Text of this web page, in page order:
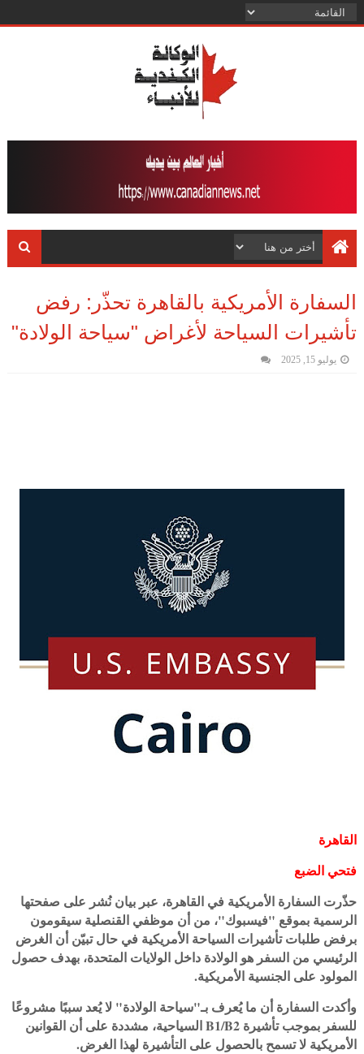
السفارة الأمريكية بالقاهرة تحذّر: رفض
تأشيرات السياحة لأغراض "سياحة الولادة"
يوليو 15, 2025
القاهرة
فتحي الضبع
حذّرت السفارة الأمريكية في القاهرة، عبر بيان نُشر على صفحتها
الرسمية بموقع "فيسبوك"، من أن موظفي القنصلية سيقومون
برفض طلبات تأشيرات السياحة الأمريكية في حال تبيّن أن الغرض
الرئيسي من السفر هو الولادة داخل الولايات المتحدة، بهدف حصول
المولود على الجنسية الأمريكية.
وأكدت السفارة أن ما يُعرف بـ"سياحة الولادة" لا يُعد سببًا مشروعًا
للسفر بموجب تأشيرة B1/B2 السياحية، مشددة على أن القوانين
الأمريكية لا تسمح بالحصول على التأشيرة لهذا الغرض.